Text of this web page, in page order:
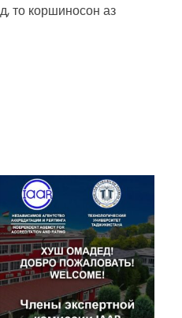
то коршиносон аз